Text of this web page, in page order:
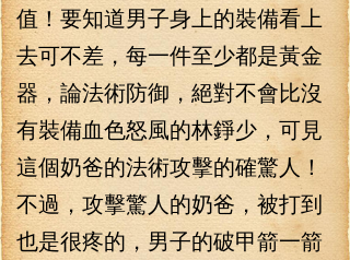
值！要知道男子身上的裝備看上
去可不差，每一件至少都是黃金
器，論法術防御，絕對不會比沒
有裝備血色怒風的林錚少，可見
這個奶爸的法術攻擊的確驚人！
不過，攻擊驚人的奶爸，被打到
也是很疼的，男子的破甲箭一箭